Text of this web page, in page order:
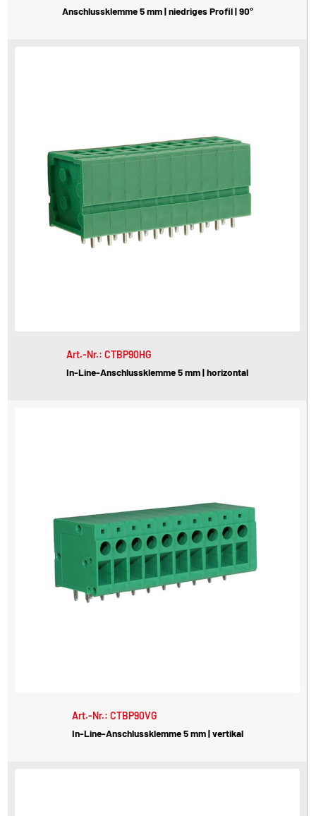
Anschlussklemme 5 mm | niedriges Profil | 90°
Art.-Nr.: CTBP90HG
In-Line-Anschlussklemme 5 mm | horizontal
Art.-Nr.: CTBP90VG
In-Line-Anschlussklemme 5 mm | vertikal